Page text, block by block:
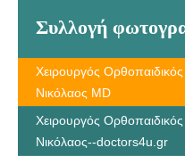
Συλλογή
Χειρουργός
Νικόλαος MD
Χειρουργός
Νικόλαος--doctors4u.gr